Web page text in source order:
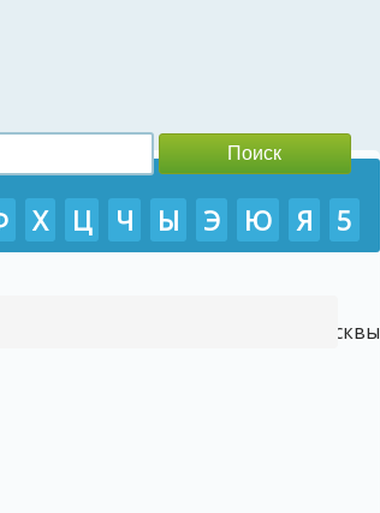
- Туры во Вьетнам из Москвы
Х Ц Ч Ы Э Ю Я 5